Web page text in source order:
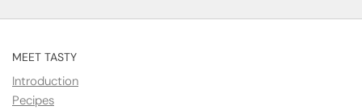
MEET TASTY
Introduction
Pecipes